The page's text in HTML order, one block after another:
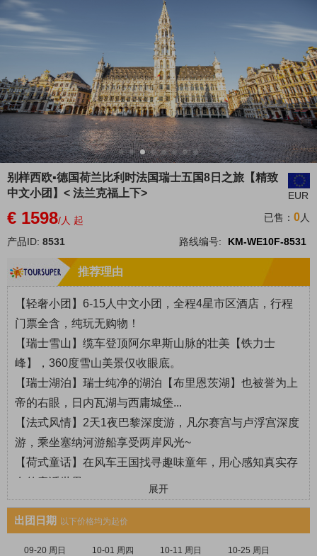
别样西欧▪德国荷兰比利时法国瑞士五国8日之旅【精致
中文小团】< 法兰克福上下>
EUR
€ 1598/人 起 已售： 0人
产品ID: 8531 路线编号: KM-WE10F-8531
推荐理由
【轻奢小团 】6-15人中文小团，全程4星市区酒店，行程
门票全含，纯玩无购物！
【瑞士雪山 】缆车登顶阿尔卑斯山脉的壮美【铁力士
峰】，360度雪山美景仅收眼底。
【瑞士湖泊 】瑞士纯净的湖泊【布里恩茨湖】也被誉为上
帝的右眼，日内瓦湖与西庸城堡...
【法式风情】2天1夜巴黎深度游，凡尔赛宫与卢浮宫深度
游，乘坐塞纳河游船享受两岸风光~
【荷式童话】 在风车王国找寻趣味童年，用心感知真实存
在的童话世界。
【德式风景】海德堡城堡是浪漫德国的缩影，这座城市有
太多的理由值得被偏爱，诗人歌德“把心遗失在海德堡”，
展开
出团日期 以下价格均为起价
09-20 周日
10-01 周四
10-11 周日
10-25 周日